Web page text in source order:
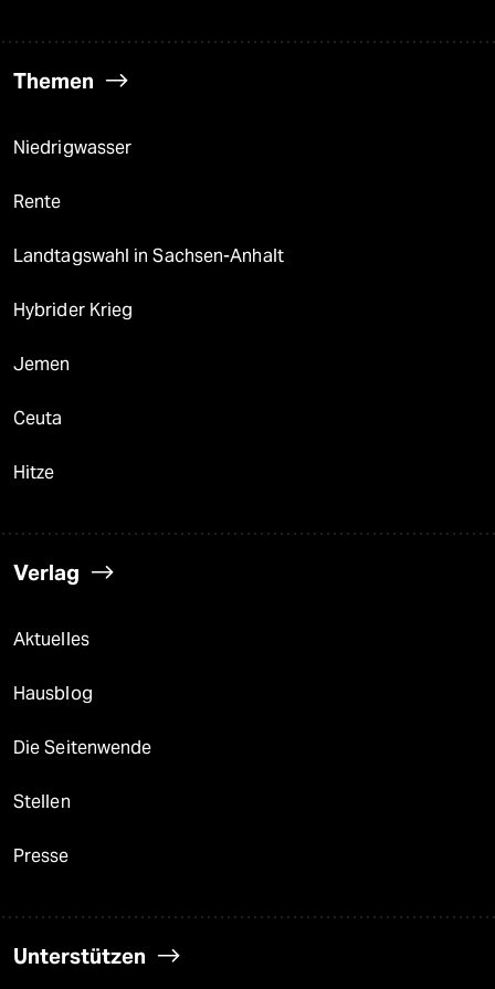
Themen
Niedrigwasser
Rente
Landtagswahl in Sachsen-Anhalt
Hybrider Krieg
Jemen
Ceuta
Hitze
Verlag
Aktuelles
Hausblog
Die Seitenwende
Stellen
Presse
Unterstützen